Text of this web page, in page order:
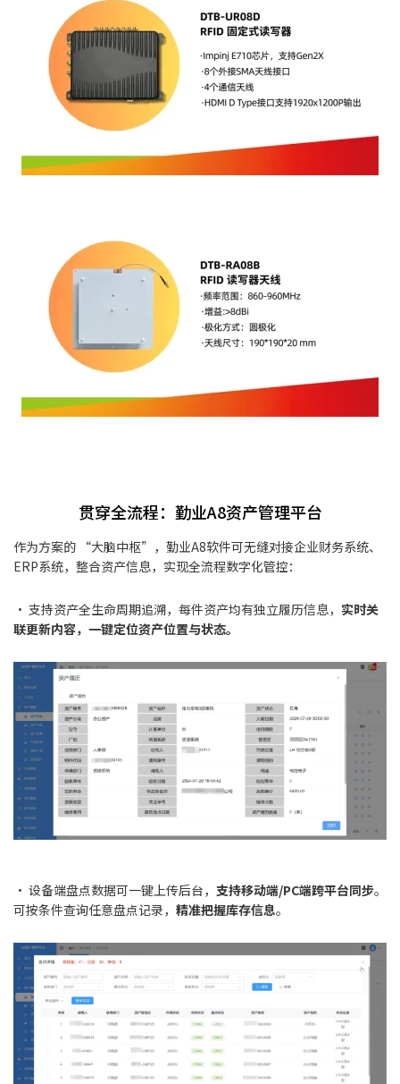
贯穿全流程：勤业A8资产管理平台
作为方案的 “大脑中枢”，勤业A8软件可无缝对接企业财务系统、
ERP系统，整合资产信息，实现全流程数字化管控：
• 支持资产全生命周期追溯，每件资产均有独立履历信息， 实时关
联更新内容，一键定位资产位置与状态。
• 设备端盘点数据可一键上传后台， 支持移动端/PC端跨平台同步。
可按条件查询任意盘点记录， 精准把握库存信息。